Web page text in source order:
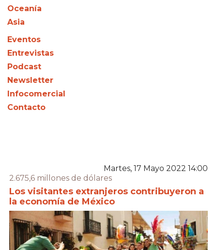
Oceanía
Asia
Eventos
Entrevistas
Podcast
Newsletter
Infocomercial
Contacto
Martes, 17 Mayo 2022 14:00
2.675,6 millones de dólares
Los visitantes extranjeros contribuyeron a
la economía de México